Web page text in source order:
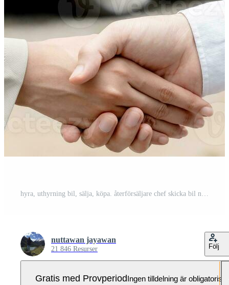
nuttawan jayawan
21 846 Resurser Följ
Gratis med ProvperiodIngen tilldelning är obligatorisk